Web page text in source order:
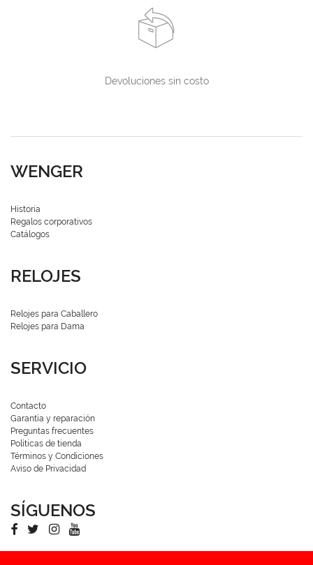
Devoluciones sin costo
WENGER
Historia
Regalos corporativos
Catálogos
RELOJES
Relojes para Caballero
Relojes para Dama
SERVICIO
Contacto
Garantía y reparación
Preguntas frecuentes
Políticas de tienda
Términos y Condiciones
Aviso de Privacidad
SÍGUENOS